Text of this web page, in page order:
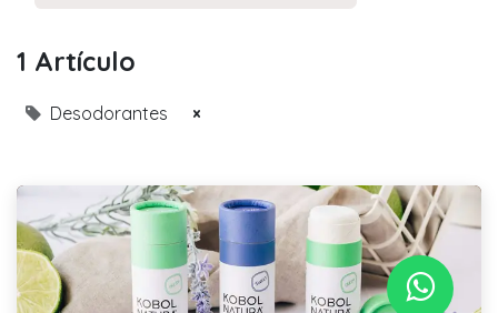
1 Artículo
Desodorantes ×